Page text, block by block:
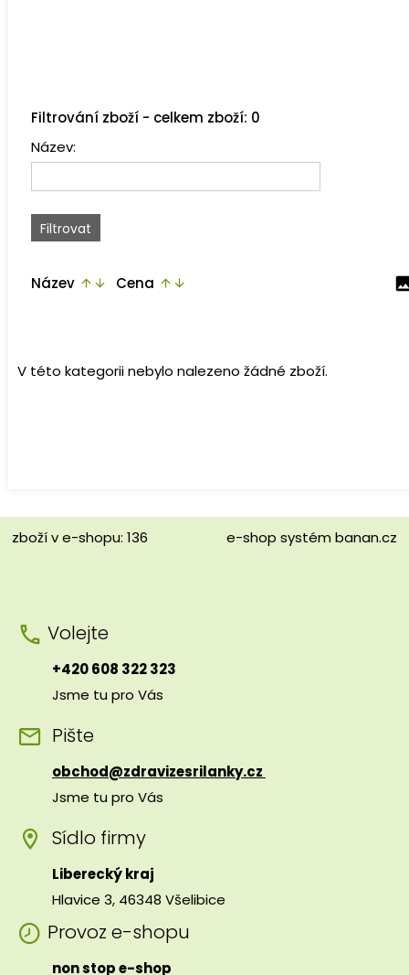
Filtrování zboží - celkem zboží: 0
Název:
Název arrow_upward arrow_downward Cena arrow_upward arrow_downward
V této kategorii nebylo nalezeno žádné zboží.
zboží v e-shopu: 136 e-shop systém banan.cz
Volejte
+420 608 322 323
Jsme tu pro Vás
Pište
obchod@zdravizesrilanky.cz
Jsme tu pro Vás
Sídlo firmy
Liberecký kraj
Hlavice 3, 46348 Všelibice
Provoz e-shopu
non stop e-shop